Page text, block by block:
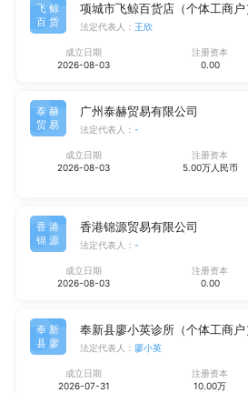
飞鲸
百货
项城市飞鲸百货店（个体工商户
法定代表人： 王欣
成立日期
2026-08-03
注册资本
0.00
泰赫
贸易
广州泰赫贸易有限公司
法定代表人： -
成立日期
2026-08-03
注册资本
5.00万人民币
香港
锦源
香港锦源贸易有限公司
法定代表人： -
成立日期
2026-08-03
注册资本
0.00
奉新
县廖
奉新县廖小英诊所（个体工商户
法定代表人： 廖小英
成立日期
2026-07-31
注册资本
10.00万